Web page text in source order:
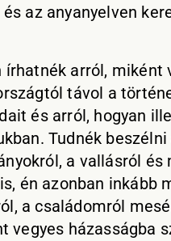
az anyanyelven
írhatnék arról, miként
távol a
és arról, hogyan
Tudnék beszélni
a vallásról és
én azonban inkább
a családomról
vegyes házasságba